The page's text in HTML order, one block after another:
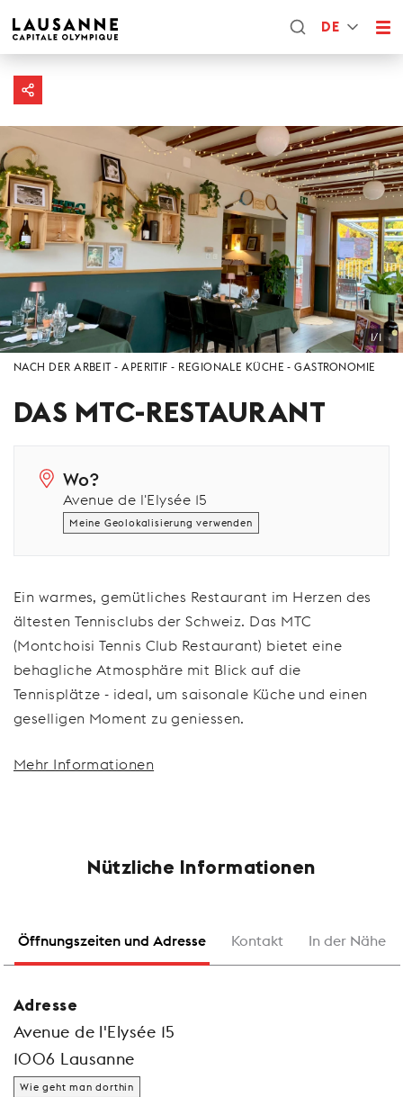
DE
1/1
NACH DER ARBEIT APERITIF REGIONALE KÜCHE GASTRONOMIE
DAS MTC-RESTAURANT
Wo?
Avenue de l'Elysée 15
Meine Geolokalisierung verwenden
Ein warmes, gemütliches Restaurant im Herzen des
ältesten Tennisclubs der Schweiz. Das MTC
(Montchoisi Tennis Club Restaurant) bietet eine
behagliche Atmosphäre mit Blick auf die
Tennisplätze - ideal, um saisonale Küche und einen
geselligen Moment zu geniessen.
Mehr Informationen
Nützliche Informationen
Öffnungszeiten und Adresse Kontakt In der Nähe
Adresse
Avenue de l'Elysée 15
1006 Lausanne
Wie geht man dorthin